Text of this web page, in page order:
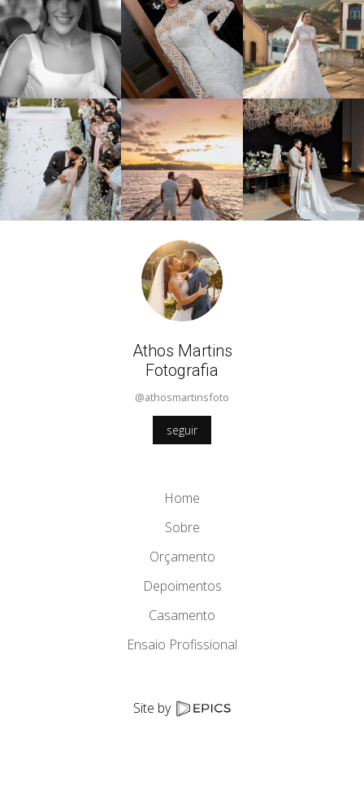
Athos Martins
Fotografia
@athosmartinsfoto
seguir
Home
Sobre
Orçamento
Depoimentos
Casamento
Ensaio Profissional
Site by